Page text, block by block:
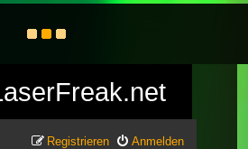
Anmelden
Registrieren